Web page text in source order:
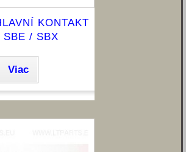
KONTAKT
SBE / SBX
Viac